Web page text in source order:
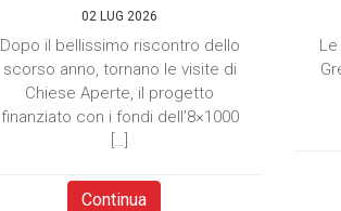
02 LUG 2026
Dopo il bellissimo riscontro dello
scorso anno, tornano le visite di
Chiese Aperte, il progetto
finanziato con i fondi dell’8×1000
Continua